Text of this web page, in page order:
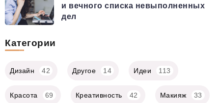
и вечного списка невыполненных
дел
Категории
Дизайн 42 Другое 14 Идеи 113
Красота 69 Креативность 42 Макияж 33